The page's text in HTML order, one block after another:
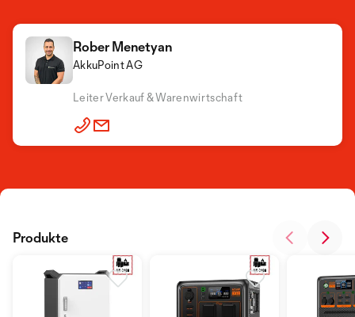
Rober Menetyan
AkkuPoint AG
Leiter Verkauf & Warenwirtschaft
Produkte